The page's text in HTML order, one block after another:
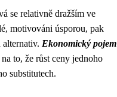
se relativně dražším ve
motivováni úsporou, pak
Ekonomický pojem
to, že růst ceny jednoho
substitutech.